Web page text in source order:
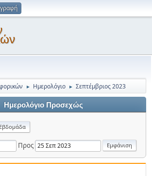
► Ημερολόγιο ► Σεπτέμβριος 2023
Ημερολόγιο Προσεχώς
Εβδομάδα
Προς